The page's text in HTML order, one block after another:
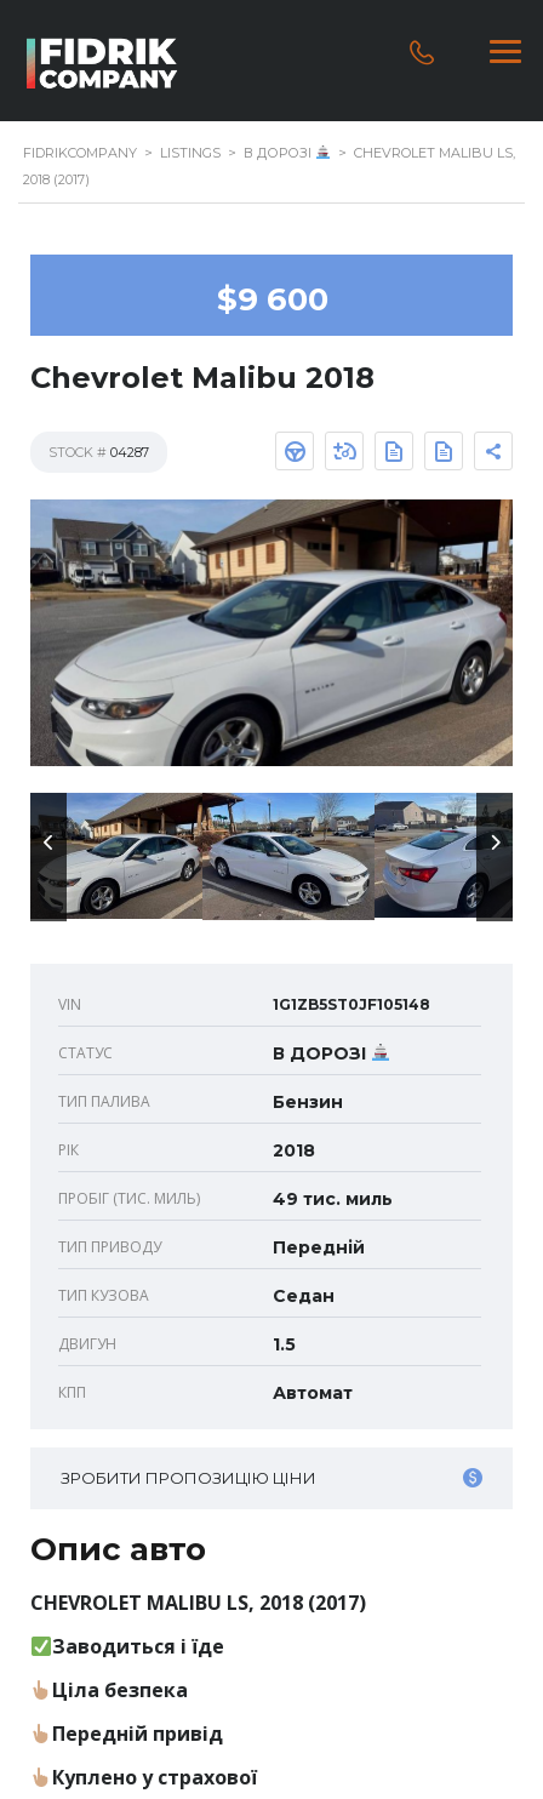
FIDRIKCOMPANY > LISTINGS > В ДОРОЗІ > CHEVROLET MALIBU LS,
2018 (2017)
$9 600
Chevrolet Malibu 2018
STOCK # 04287
VIN 1G1ZB5ST0JF105148
СТАТУС В ДОРОЗІ
ТИП ПАЛИВА Бензин
РІК 2018
ПРОБІГ (ТИС. МИЛЬ) 49 тис. миль
ТИП ПРИВОДУ Передній
ТИП КУЗОВА Седан
ДВИГУН 1.5
КПП Автомат
ЗРОБИТИ ПРОПОЗИЦІЮ ЦІНИ
Опис авто
CHEVROLET MALIBU LS, 2018 (2017)
Заводиться і їде
Ціла безпека
Передній привід
Куплено у страхової